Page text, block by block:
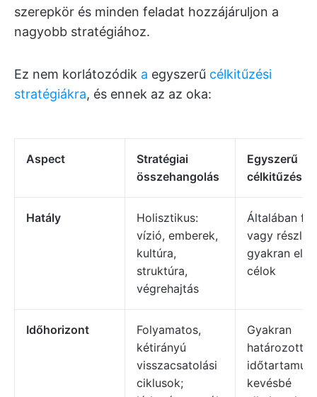
szerepkör és minden feladat hozzájáruljon a
nagyobb stratégiához.
Ez nem korlátozódik a egyszerű célkitűzési
stratégiákra, és ennek az az oka:
Aspect
Stratégiai
összehangolás
Egyszerű
célkitűzés
Hatály
Holisztikus:
vízió, emberek,
kultúra,
struktúra,
végrehajtás
Általában
vagy
gyakran
célok
Időhorizont
Folyamatos,
kétirányú
visszacsatolási
ciklusok;
Gyakran
határozott
időtartamú;
kevésbé